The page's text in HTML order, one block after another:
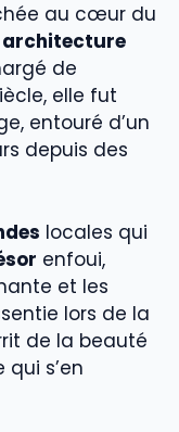
au cœur du
architecture
de
elle fut
entouré d’un
depuis des
locales qui
enfoui,
et les
lors de la
de la beauté
s’en